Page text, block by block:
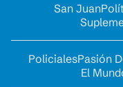
San Juan
PolicialesPasión
El